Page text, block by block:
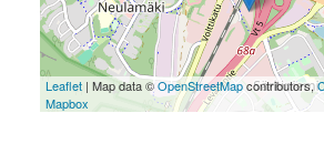
Leaflet| Map data ©OpenStreetMapcontributors,
Mapbox